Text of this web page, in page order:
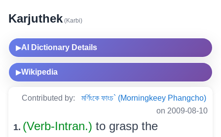
Karjuthek (Karbi)
▶AI Dictionary Details
▶Wikipedia
Contributed by:
মৰ্ণিংকে ফাংচ` (Morningkeey Phangcho)
on 2009-08-10
1. (Verb-Intran.) to grasp the